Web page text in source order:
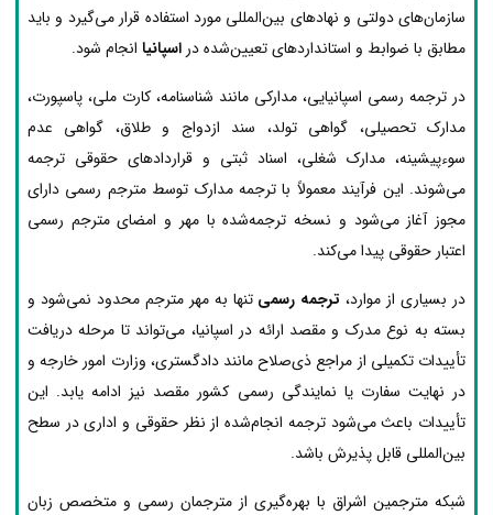
سازمان‌های دولتی و نهادهای بین‌المللی مورد استفاده قرار می‌گیرد و باید
مطابق با ضوابط و استانداردهای تعیین‌شده در اسپانیا انجام شود.
در ترجمه رسمی اسپانیایی، مدارکی مانند شناسنامه، کارت ملی، پاسپورت،
مدارک تحصیلی، گواهی تولد، سند ازدواج و طلاق، گواهی عدم
سوءپیشینه، مدارک شغلی، اسناد ثبتی و قراردادهای حقوقی ترجمه
می‌شوند. این فرآیند معمولاً با ترجمه مدارک توسط مترجم رسمی دارای
مجوز آغاز می‌شود و نسخه ترجمه‌شده با مهر و امضای مترجم رسمی
اعتبار حقوقی پیدا می‌کند.
در بسیاری از موارد، ترجمه رسمی تنها به مهر مترجم محدود نمی‌شود و
بسته به نوع مدرک و مقصد ارائه در اسپانیا، می‌تواند تا مرحله دریافت
تأییدات تکمیلی از مراجع ذی‌صلاح مانند دادگستری، وزارت امور خارجه و
در نهایت سفارت یا نمایندگی رسمی کشور مقصد نیز ادامه یابد. این
تأییدات باعث می‌شود ترجمه انجام‌شده از نظر حقوقی و اداری در سطح
بین‌المللی قابل پذیرش باشد.
شبکه مترجمین اشراق با بهره‌گیری از مترجمان رسمی و متخصص زبان